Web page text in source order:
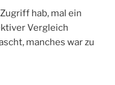
hab, mal ein
Vergleich
manches war zu